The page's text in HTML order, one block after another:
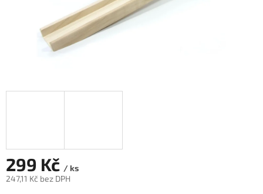
299 Kč / ks
247,11 Kč bez DPH